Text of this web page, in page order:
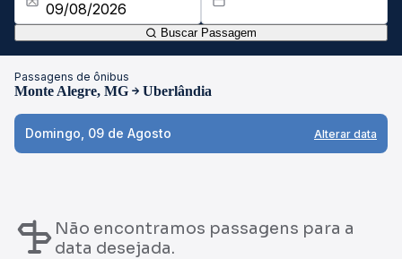
Buscar Passagem
Passagens de ônibus
Monte Alegre, MG Uberlândia
Domingo, 09 de Agosto Alterar data
Não encontramos passagens para a
data desejada.